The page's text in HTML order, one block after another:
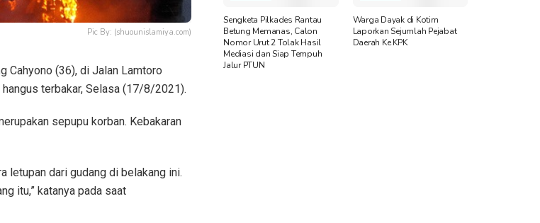
Pic By: (shuounislamiya.com)
Cahyono (36), di Jalan Lamtoro
hangus terbakar, Selasa (17/8/2021).
sepupu korban. Kebakaran
letupan dari gudang di belakang ini.
itu,” katanya pada saat
Sengketa Pilkades Rantau
Betung Memanas, Calon
Nomor Urut 2 Tolak Hasil
Mediasi dan Siap Tempuh
Jalur PTUN
Warga Dayak di Kotim
Laporkan Sejumlah Pejabat
Daerah Ke KPK